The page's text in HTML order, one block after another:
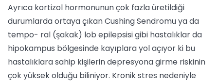
Ayrıca kortizol hormonu­nun çok fazla üretildiği
durumlarda orta­ya çıkan Cushing Sendromu ya da
tempo- ral (şakak) lob epilepsisi gibi hastalıklar da
hipokampus bölgesinde kayıplara yol açı­yor ki bu
hastalıklara sahip kişilerin dep­resyona girme riskinin
çok yüksek oldu­ğu biliniyor. Kronik stres nedeniyle